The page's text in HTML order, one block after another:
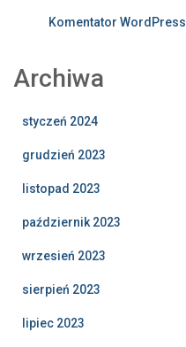
Komentator WordPress
Archiwa
styczeń 2024
grudzień 2023
listopad 2023
październik 2023
wrzesień 2023
sierpień 2023
lipiec 2023